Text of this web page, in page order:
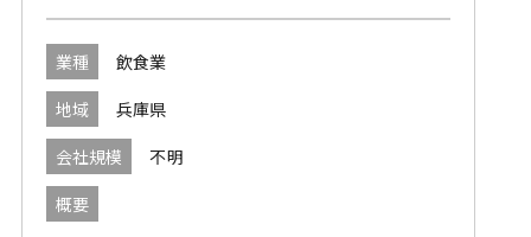
業種
飲食業
地域
兵庫県
会社規模
不明
概要